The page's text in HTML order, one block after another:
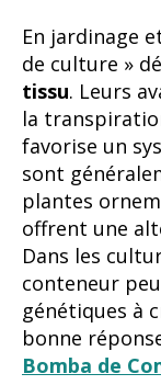
En jardinage
de culture »
tissu. Leurs
la
favorise un
sont
plantes
offrent une
Dans les
conteneur
génétiques à
bonne
Bomba de